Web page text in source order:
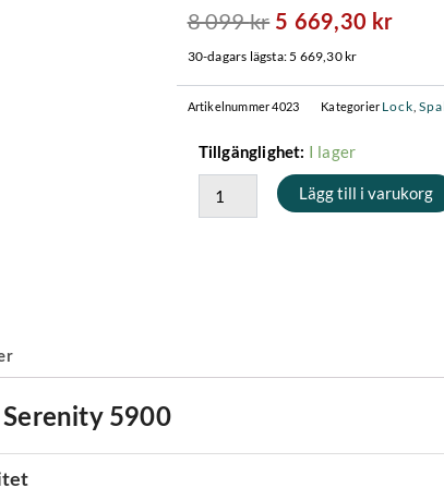
8 099kr Det
ursprungliga
var:
099 kr.
5 669,30 krDet
är:
30-dagars lägsta: 5 669,30kr
Artikelnummer4023 Kategorier Lock
Tillgänglighet: I lager
Spalock
Hydropool
Serenity
5900
Lägg till i varukorg
5900